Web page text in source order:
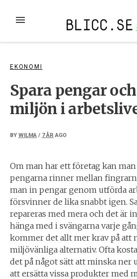
MENU
EKONOMI
Spara pengar
miljön i
BY WILMA / 7 ÅR AGO
Om man har ett företag kan
pengarna rinner mellan
man in pengar genom utförda
försvinner de lika snabbt igen.
repareras med mera och det är
hänga med i svängarna varje
kommer det allt mer krav på att
miljövänliga alternativ. Ofta
det på något sätt att minska ner
att ersätta vissa produkter med